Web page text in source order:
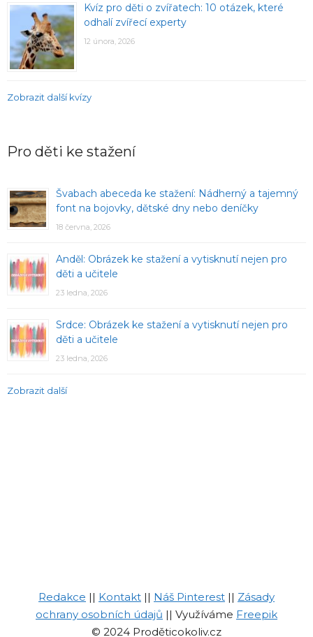
Kvíz pro děti o zvířatech: 10 otázek, které
odhalí zvířecí experty
12 února, 2026
Zobrazit další kvízy
Pro děti ke stažení
Švabach abeceda ke stažení: Nádherný a tajemný
font na bojovky, dětské dny nebo deníčky
18 června, 2026
Anděl: Obrázek ke stažení a vytisknutí nejen pro
děti a učitele
23 ledna, 2026
Srdce: Obrázek ke stažení a vytisknutí nejen pro
děti a učitele
23 ledna, 2026
Zobrazit další
Redakce || Kontakt || Náš Pinterest || Zásady
ochrany osobních údajů || Využíváme Freepik
© 2024 Proděticokoliv.cz